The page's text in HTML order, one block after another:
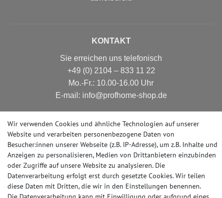
KONTAKT
Sie erreichen uns telefonisch
+49 (0) 2104 – 833 11 22
Mo.-Fr.: 10.00-16.00 Uhr
E-mail: info@profhome-shop.de
ZAHLUNGSARTEN
SOCIAL MEDIA
Wir verwenden Cookies und ähnliche Technologien auf unserer
Website und verarbeiten personenbezogene Daten von
Besucher:innen unserer Webseite (z.B. IP-Adresse), um z.B. Inhalte und
Anzeigen zu personalisieren, Medien von Drittanbietern einzubinden
oder Zugriffe auf unsere Website zu analysieren. Die
Datenverarbeitung erfolgt erst durch gesetzte Cookies. Wir teilen
diese Daten mit Dritten, die wir in den Einstellungen benennen.